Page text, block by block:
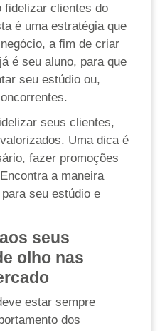
fidelizar clientes do
é uma estratégia que
a fim de criar
é seu aluno, para que
seu estúdio ou,
seus clientes,
Uma dica é
fazer promoções
a maneira
seu estúdio e
seus
olho nas
estar sempre
dos